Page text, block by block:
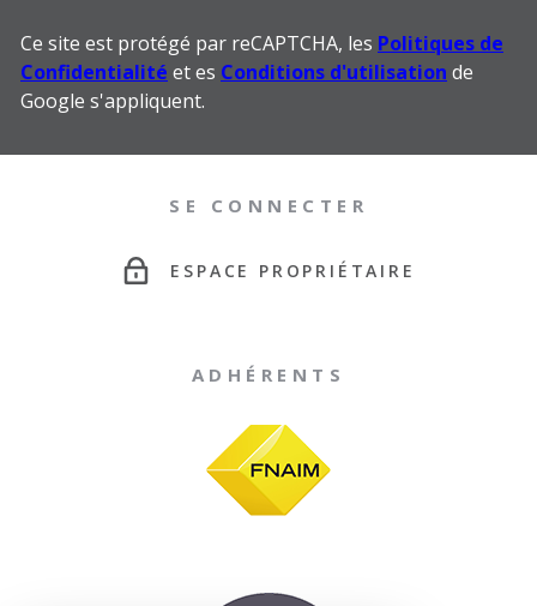
Ce site est protégé par reCAPTCHA, les Politiques de
Confidentialité et es Conditions d'utilisation de
Google s'appliquent.
SE CONNECTER
ESPACE PROPRIÉTAIRE
ADHÉRENTS